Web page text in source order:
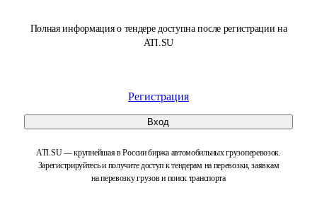
Полная информация о тендере доступна после регистрации на
ATI.SU
Регистрация
Вход
ATI.SU — крупнейшая в России биржа автомобильных грузоперевозок.
Зарегистрируйтесь и получите доступ к тендерам на перевозки, заявкам
на перевозку грузов и поиск транспорта